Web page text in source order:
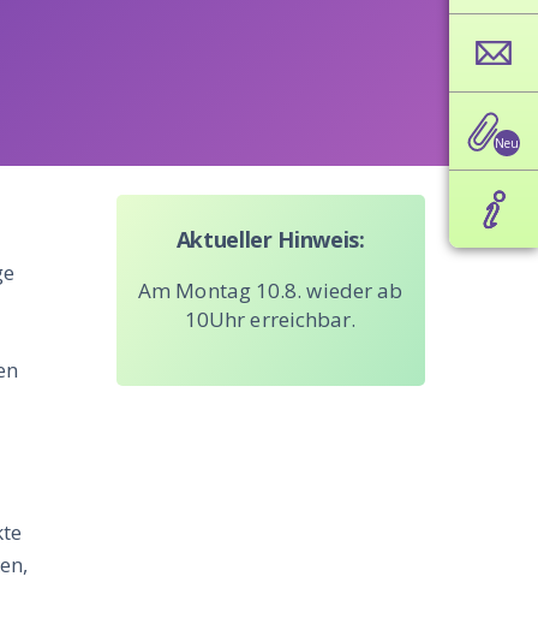
Aktueller Hinweis:
Am Montag 10.8. wieder ab
10Uhr erreichbar.